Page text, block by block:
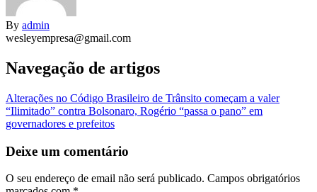
By admin
wesleyempresa@gmail.com
Navegação de artigos
Alterações no Código Brasileiro de Trânsito começam a valer
“Ilimitado” contra Bolsonaro, Rogério “passa o pano” em
governadores e prefeitos
Deixe um comentário
O seu endereço de email não será publicado. Campos obrigatórios